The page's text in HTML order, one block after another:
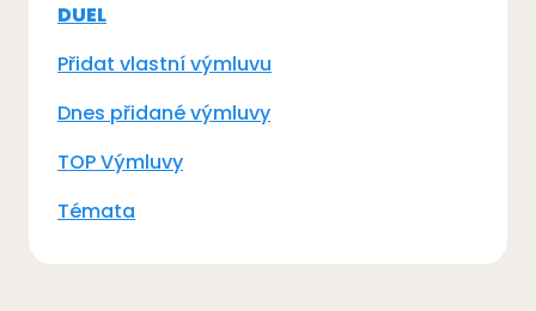
DUEL
Přidat vlastní výmluvu
Dnes přidané výmluvy
TOP Výmluvy
Témata